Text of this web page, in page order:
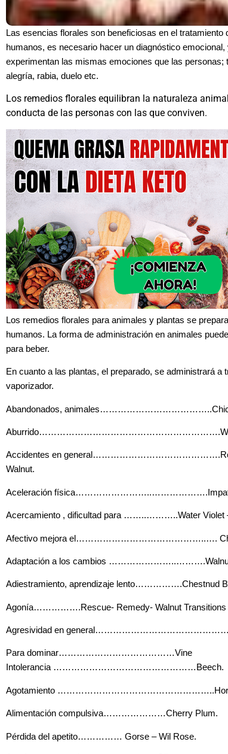
Las esencias florales son beneficiosas en el
humanos, es necesario hacer un diagnóstico
experimentan las mismas emociones que las personas;
alegría, rabia, duelo etc.
Los remedios florales equilibran la naturaleza
conducta de las personas con las que conviven.
Los remedios florales para animales y plantas se
humanos. La forma de administración en animales
para beber.
En cuanto a las plantas, el preparado, se administrará a
vaporizador.
Abandonados, animales………………………………..Chicory
Aburrido…………………………………………………….Wild
Accidentes en
Walnut.
Aceleración física……………………..……………….
Acercamiento , dificultad para ……..………..Water
Afectivo mejora el……………………………………..….
Adaptación a los cambios …………………..……….
Adiestramiento, aprendizaje lento… ………….Chestnud
Agonía…………….Rescue- Remedy- Walnut Transitions
Agresividad en general
Para dominar…………………………………Vine
Intolerancia ………………………………………… Beech.
Agotamiento
Alimentación compulsiva…………………Cherry Plum.
Pérdida del apetito…………… Gorse – Wil Rose.